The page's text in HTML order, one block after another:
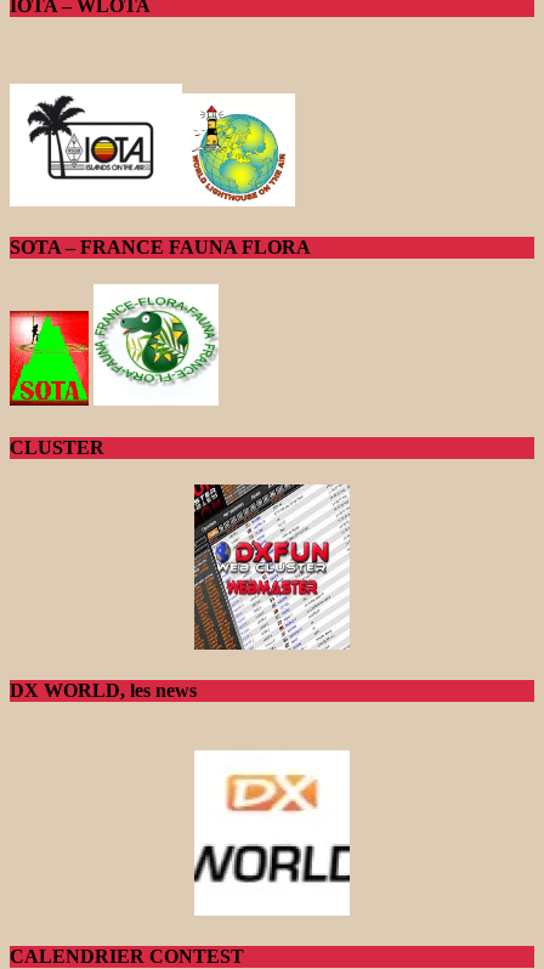
IOTA – WLOTA
SOTA – FRANCE FAUNA FLORA
CLUSTER
DX WORLD, les news
CALENDRIER CONTEST